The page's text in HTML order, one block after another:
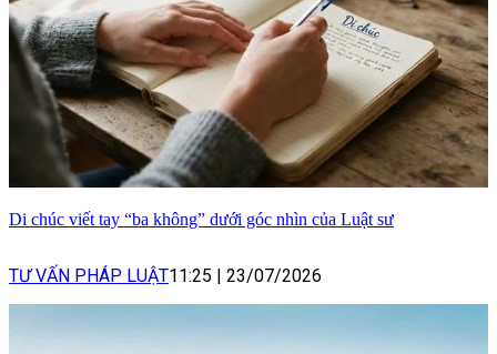
Di chúc viết tay “ba không” dưới góc nhìn của Luật sư
TƯ VẤN PHÁP LUẬT11:25 23/07/2026